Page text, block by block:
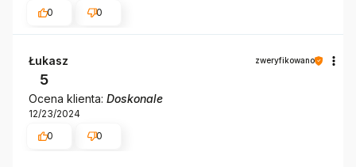
0
0
Łukasz zweryfikowano
5
Ocena klienta: Doskonale
12/23/2024
0
0